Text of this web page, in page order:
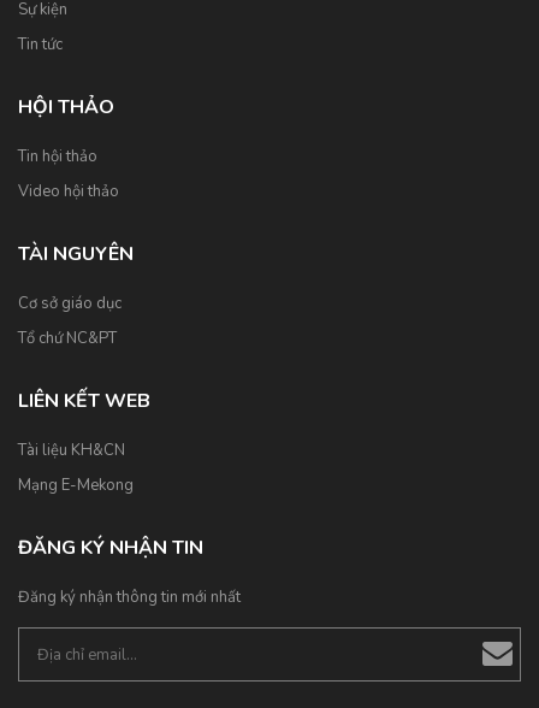
Sự kiện
Tin tức
HỘI THẢO
Tin hội thảo
Video hội thảo
TÀI NGUYÊN
Cơ sở giáo dục
Tổ chứ NC&PT
LIÊN KẾT WEB
Tài liệu KH&CN
Mạng E-Mekong
ĐĂNG KÝ NHẬN TIN
Đăng ký nhận thông tin mới nhất